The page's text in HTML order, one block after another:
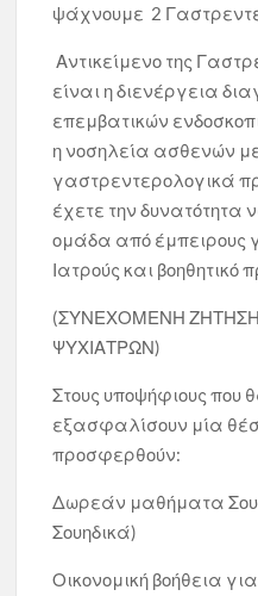
ψάχνουμε 2
Αντικείμενο της
είναι η διενέργεια
επεμβατικών
η νοσηλεία ασθενών
γαστρεντερολογικά
έχετε την δυνατότητα
ομάδα από έμπειρους
Ιατρούς και βοηθητικό
(ΣΥΝΕΧΟΜΕΝΗ
ΨΥΧΙΑΤΡΩΝ)
Στους υποψήφιους που
εξασφαλίσουν μία
προσφερθούν:
Δωρεάν μαθήματα
Σουηδικά)
Οικονομική βοήθεια